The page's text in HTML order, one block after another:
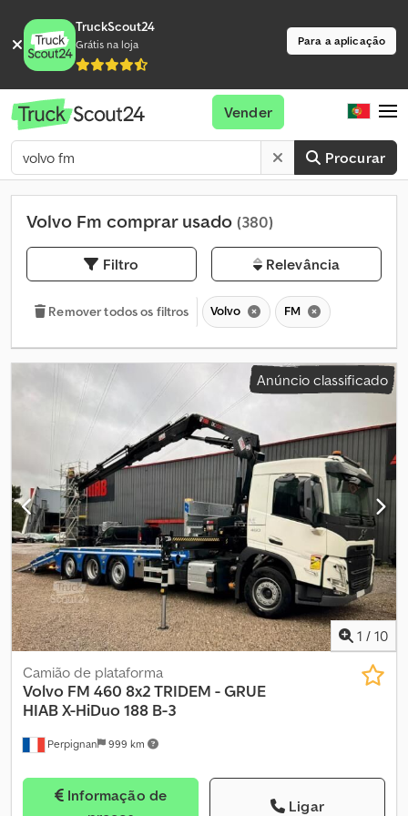
TruckScout24
Grátis na loja Para a aplicação
Procurar
Vender
Volvo Fm comprar usado (380)
Filtro Relevância
Remover todos os filtros Volvo FM
Anúncio classificado
1 / 10
Perpignan 999 km
Camião de plataforma
Volvo FM 460 8x2 TRIDEM - GRUE
HIAB X-HiDuo 188 B-3
Informação de
Ligar